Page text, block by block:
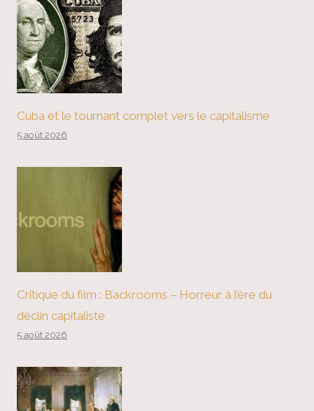
Cuba et le tournant complet vers le capitalisme
5 août 2026
Critique du film : Backrooms – Horreur à l’ère du
déclin capitaliste
5 août 2026